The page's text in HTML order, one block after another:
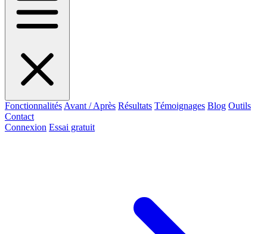
Fonctionnalités Avant / Après Résultats Témoignages Blog Outils
Contact
Connexion Essai gratuit